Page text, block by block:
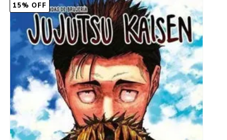
15% OFF